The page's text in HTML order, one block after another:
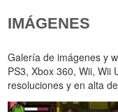
IMÁGENES
Galería de imágenes y
PS3, Xbox 360, Wii, Wii
resoluciones y en alta